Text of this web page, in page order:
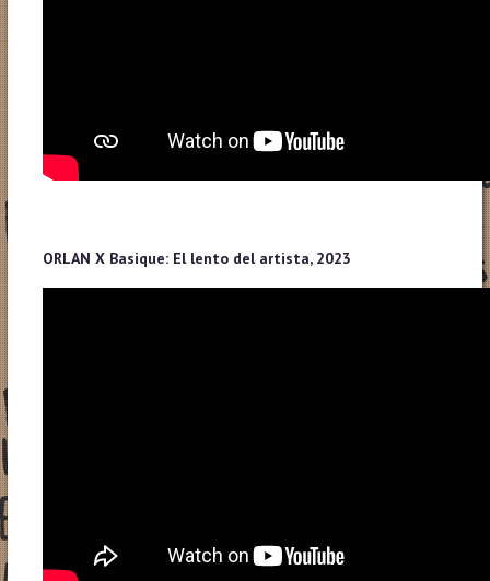
ORLAN X Basique: El lento del artista, 2023